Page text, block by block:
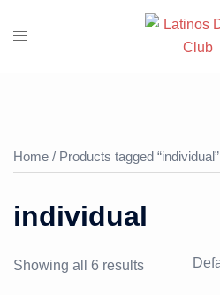
Home / Products tagged “individual”
individual
Showing all 6 results